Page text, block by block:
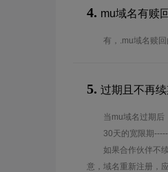
4. mu域名有赎
有，.mu域名赎回
5. 过期且不再
当mu域名过期后
30天的宽限期
如果合作伙伴不
意，域名重新注册，